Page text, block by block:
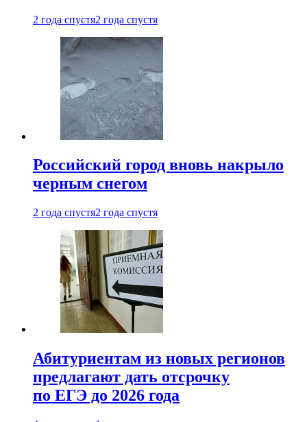
2 года спустя2 года спустя
Российский город вновь накрыло
черным снегом
2 года спустя2 года спустя
Абитуриентам из новых регионов
предлагают дать отсрочку
по ЕГЭ до 2026 года